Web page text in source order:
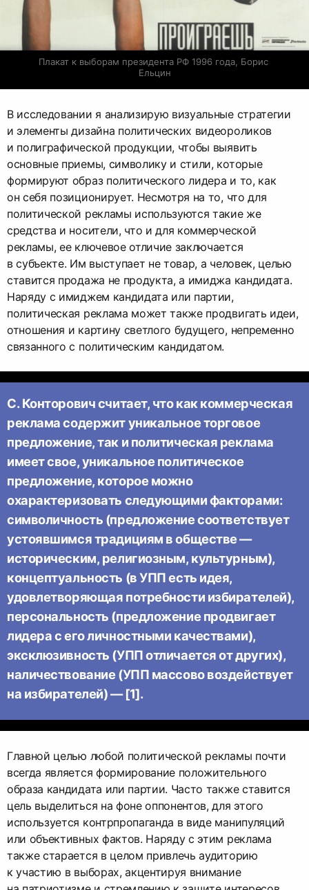
Плакат к выборам президента РФ 1996 года, Борис
Ельцин
В исследовании я анализирую визуальные стратегии
и элементы дизайна политических видеороликов
и полиграфической продукции, чтобы выявить
основные приемы, символику и стили, которые
формируют образ политического лидера и то, как
он себя позиционирует. Несмотря на то, что для
политической рекламы используются такие же
средства и носители, что и для коммерческой
рекламы, ее ключевое отличие заключается
в субъекте. Им выступает не товар, а человек, целью
ставится продажа не продукта, а имиджа кандидата.
Наряду с имиджем кандидата или партии,
политическая реклама может также продвигать идеи,
отношения и картину светлого будущего, непременно
связанного с политическим кандидатом.
С. Конторович считает, что как коммерческая
реклама содержит уникальное торговое
предложение, так и политическая реклама
имеет свое, уникальное политическое
предложение, которое можно
охарактеризовать следующими факторами:
символичность (предложение соответствует
устоявшимся традициям в обществе —
историческим, религиозным, культурным),
концептуальность (в УПП есть идея,
удовлетворяющая потребности избирателей),
персональность (предложение продвигает
лидера с его личностными качествами),
эксклюзивность (УПП отличается от других),
наличествование (УПП массово воздействует
на избирателей) — [1].
Главной целью любой политической рекламы почти
всегда является формирование положительного
образа кандидата или партии. Часто также ставится
цель выделиться на фоне оппонентов, для этого
используется контрпропаганда в виде манипуляций
или объективных фактов. Наряду с этим реклама
также старается в целом привлечь аудиторию
к участию в выборах, акцентируя внимание